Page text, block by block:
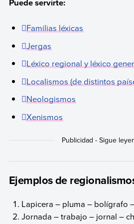
Puede servirte:
Familias léxicas
Jergas
Léxico regional y léxico
Localismos (de distintos
Neologismos
Xenismos
Ejemplos de
Lapicera – pluma – bolígrafo
Jornada – trabajo – jornal –